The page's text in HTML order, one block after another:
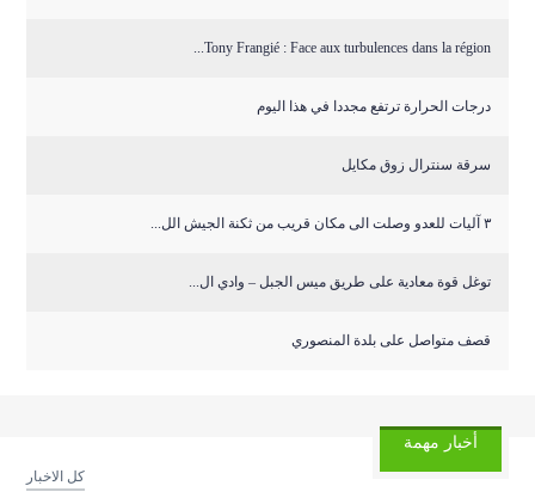
Tony Frangié : Face aux turbulences dans la région...
درجات الحرارة ترتفع مجددا في هذا اليوم
سرقة سنترال زوق مكايل
٣ آليات للعدو وصلت الى مكان قريب من ثكنة الجيش الل...
توغل قوة معادية على طريق ميس الجبل – وادي ال...
قصف متواصل على بلدة المنصوري
أخبار مهمة
كل الاخبار